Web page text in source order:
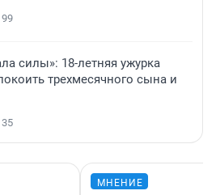
99
силы»: 18-летняя ужурка
трехмесячного сына и
35
МНЕНИЕ